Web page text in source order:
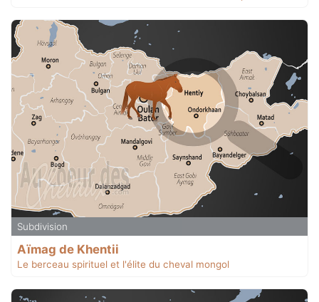
Subdivision
Aïmag de Khentii
Le berceau spirituel et l'élite du cheval mongol